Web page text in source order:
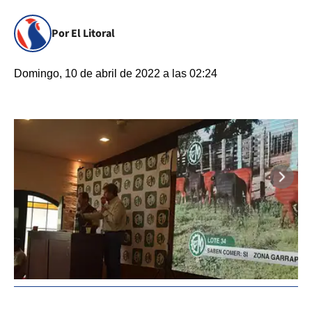
Por El Litoral
Domingo, 10 de abril de 2022 a las 02:24